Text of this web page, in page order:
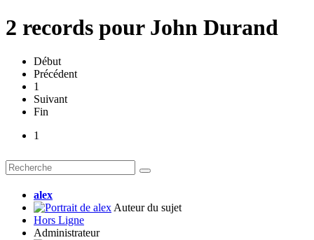
2 records pour John Durand
Début
Précédent
1
Suivant
Fin
1
alex
Auteur du sujet
Hors Ligne
Administrateur